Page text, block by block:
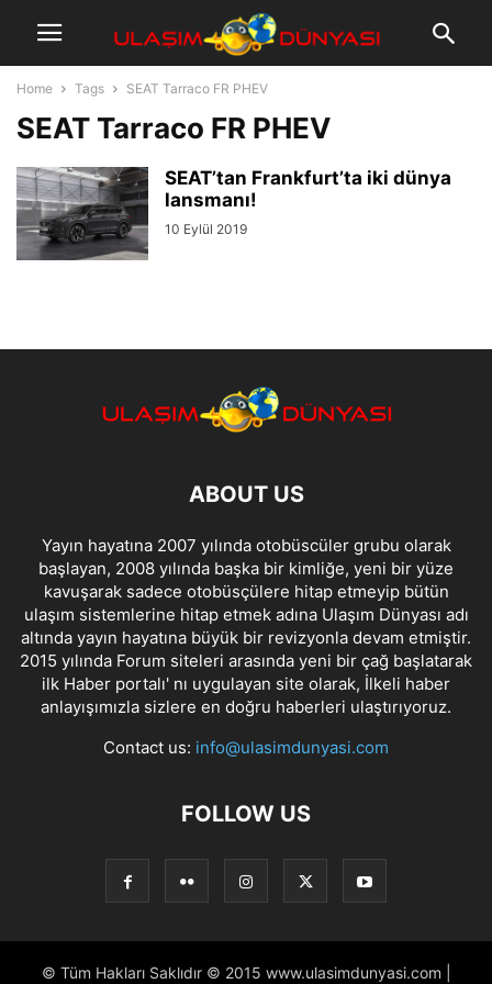
Home Tags SEAT Tarraco FR PHEV
SEAT Tarraco FR PHEV
SEAT’tan Frankfurt’ta iki dünya
lansmanı!
10 Eylül 2019
ABOUT US
Yayın hayatına 2007 yılında otobüscüler grubu olarak
başlayan, 2008 yılında başka bir kimliğe, yeni bir yüze
kavuşarak sadece otobüsçülere hitap etmeyip bütün
ulaşım sistemlerine hitap etmek adına Ulaşım Dünyası adı
altında yayın hayatına büyük bir revizyonla devam etmiştir.
2015 yılında Forum siteleri arasında yeni bir çağ başlatarak
ilk Haber portalı' nı uygulayan site olarak, İlkeli haber
anlayışımızla sizlere en doğru haberleri ulaştırıyoruz.
Contact us: info@ulasimdunyasi.com
FOLLOW US
© Tüm Hakları Saklıdır © 2015 www.ulasimdunyasi.com |